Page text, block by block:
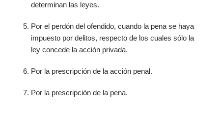
determinan las leyes.
Por el perdón del ofendido, cuando la pena se haya
impuesto por delitos, respecto de los cuales sólo la
ley concede la acción privada.
Por la prescripción de la acción penal.
Por la prescripción de la pena.